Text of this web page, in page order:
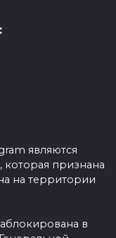
являются
признана
на территории
в